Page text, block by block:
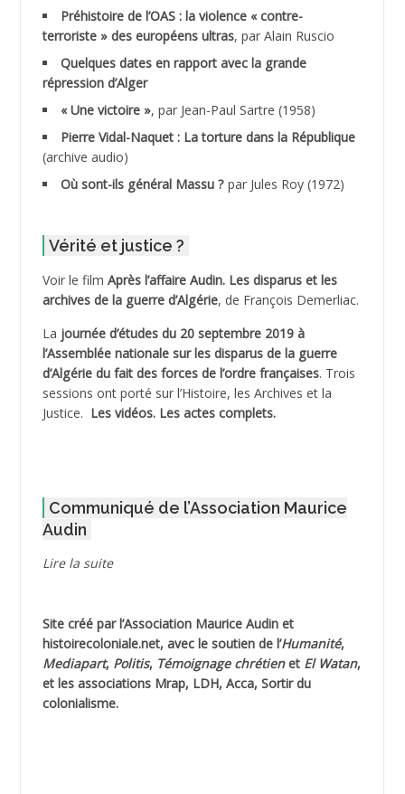
ADDAD
ADDALA Boualem*
ADDANE
ADDECHE Rachid
ADELIOUAT Vve AIT SAADA
ADJANI Khaled
ADJAOUT
ADNI Mohamed Akli
ADOUL Arab *
AGOULMINE
AHLOUCHE Mabrouk *
AIBLIED Ahmed
Préhistoire de l’OAS : la violence « contre-
terroriste » des européens ultras, par Alain Ruscio
Quelques dates en rapport avec la grande
répression d’Alger
« Une victoire », par Jean-Paul Sartre (1958)
Pierre Vidal-Naquet : La torture dans la République
(archive audio)
Où sont-ils général Massu ? par Jules Roy (1972)
Vérité et justice ?
Voir le film Après l’affaire Audin. Les disparus et les
archives de la guerre d’Algérie, de François Demerliac.
La journée d’études du 20 septembre 2019 à
l’Assemblée nationale sur les disparus de la guerre
d’Algérie du fait des forces de l’ordre françaises. Trois
sessions ont porté sur l’Histoire, les Archives et la
Justice. Les vidéos. Les actes complets.
Communiqué de l’Association Maurice
Audin
Lire la suite
Site créé par l’Association Maurice Audinet
histoirecoloniale.net, avec le soutien de l’Humanité,
Mediapart, Politis, Témoignage chrétienet El Watan,
et les associations Mrap, LDH, Acca, Sortir du
colonialisme.